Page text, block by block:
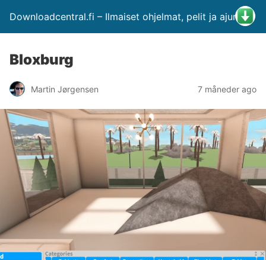
Downloadcentral.fi – Ilmaiset ohjelmat, pelit ja ajurit
Bloxburg
Martin Jørgensen 7 måneder ago